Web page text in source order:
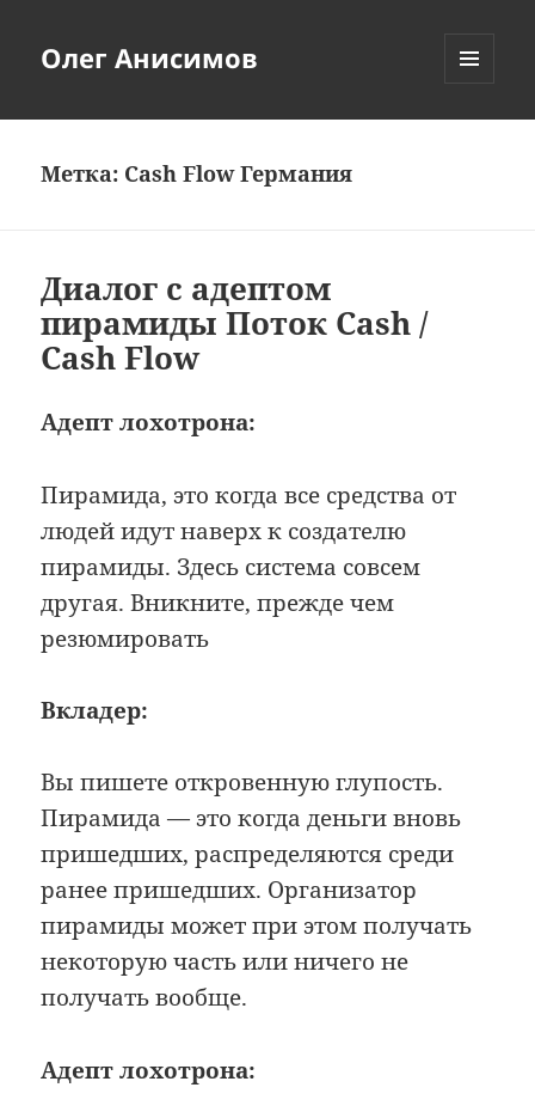
Олег Анисимов
Метка: Cash Flow Германия
Диалог с адептом
пирамиды Поток Cash /
Cash Flow
Адепт лохотрона:
Пирамида, это когда все средства от
людей идут наверх к создателю
пирамиды. Здесь система совсем
другая. Вникните, прежде чем
резюмировать
Вкладер:
Вы пишете откровенную глупость.
Пирамида — это когда деньги вновь
пришедших, распределяются среди
ранее пришедших. Организатор
пирамиды может при этом получать
некоторую часть или ничего не
получать вообще.
Адепт лохотрона: